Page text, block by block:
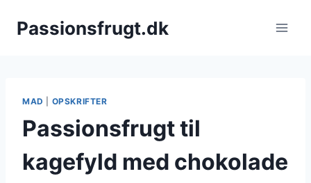
Passionsfrugt.dk
MAD OPSKRIFTER
Passionsfrugt til
kagefyld med chokolade